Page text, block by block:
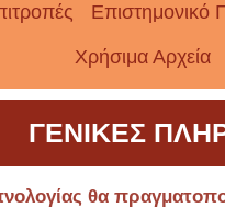
Επιστημονικό
Χρήσιμα Αρχεία
ΓΕΝΙΚΕΣ
θα